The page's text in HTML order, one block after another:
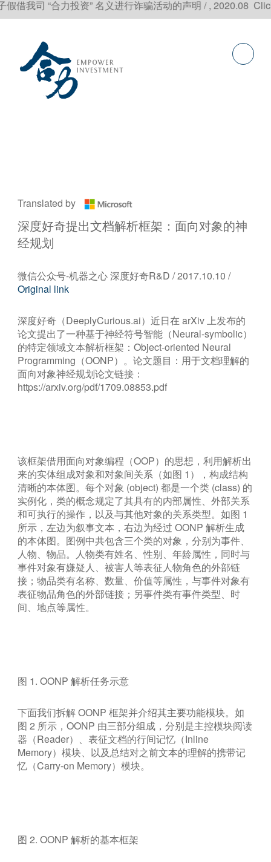
我司 “合力投资” 名义进行诈骗活动的声明 / , 2020.08 Click
Translated by
深度好奇提出文档解析框架：面向对象的神
经规划
微信公众号-机器之心 深度好奇R&D / 2017.10.10 /
Original link
深度好奇（DeeplyCurious.ai）近日在 arXiv 上发布的
论文提出了一种基于神经符号智能（Neural-symbolic）
的特定领域文本解析框架：Object-oriented Neural
Programming（OONP）。论文题目：用于文档理解的
面向对象神经规划论文链接：
https://arxiv.org/pdf/1709.08853.pdf
该框架借用面向对象编程（OOP）的思想，利用解析出
来的实体组成对象和对象间关系（如图 1），构成结构
清晰的本体图。每个对象 (object) 都是一个类 (class) 的
实例化，类的概念规定了其具有的内部属性、外部关系
和可执行的操作，以及与其他对象的关系类型。如图 1
所示，左边为叙事文本，右边为经过 OONP 解析生成
的本体图。图例中共包含三个类的对象，分别为事件、
人物、物品。人物类有姓名、性别、年龄属性，同时与
事件对象有嫌疑人、被害人等表征人物角色的外部链
接；物品类有名称、数量、价值等属性，与事件对象有
表征物品角色的外部链接；另事件类有事件类型、时
间、地点等属性。
图 1. OONP 解析任务示意
下面我们拆解 OONP 框架并介绍其主要功能模块。如
图 2 所示，OONP 由三部分组成，分别是主控模块阅读
器（Reader）、表征文档的行间记忆（Inline
Memory）模块、以及总结对之前文本的理解的携带记
忆（Carry-on Memory）模块。
图 2. OONP 解析的基本框架